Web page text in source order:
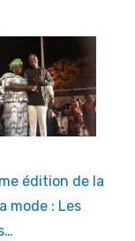
édition de la
mode : Les